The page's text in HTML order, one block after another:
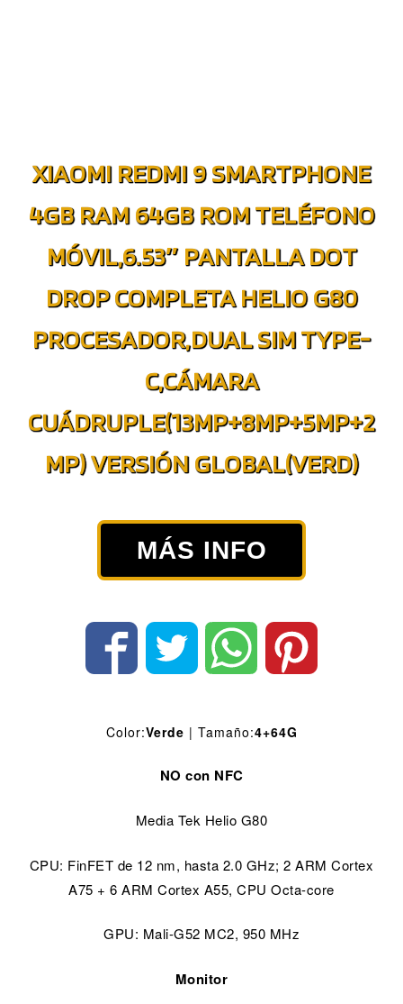
XIAOMI REDMI 9 SMARTPHONE
4GB RAM 64GB ROM TELÉFONO
MÓVIL,6.53″ PANTALLA DOT
DROP COMPLETA HELIO G80
PROCESADOR,DUAL SIM TYPE-
C,CÁMARA
CUÁDRUPLE(13MP+8MP+5MP+2
MP) VERSIÓN GLOBAL(VERD)
MÁS INFO
Color:Verde | Tamaño:4+64G
NO con NFC
Media Tek Helio G80
CPU: FinFET de 12 nm, hasta 2.0 GHz; 2 ARM Cortex
A75 + 6 ARM Cortex A55, CPU Octa-core
GPU: Mali-G52 MC2, 950 MHz
Monitor